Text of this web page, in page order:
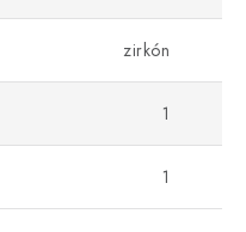
zirkón
1
1